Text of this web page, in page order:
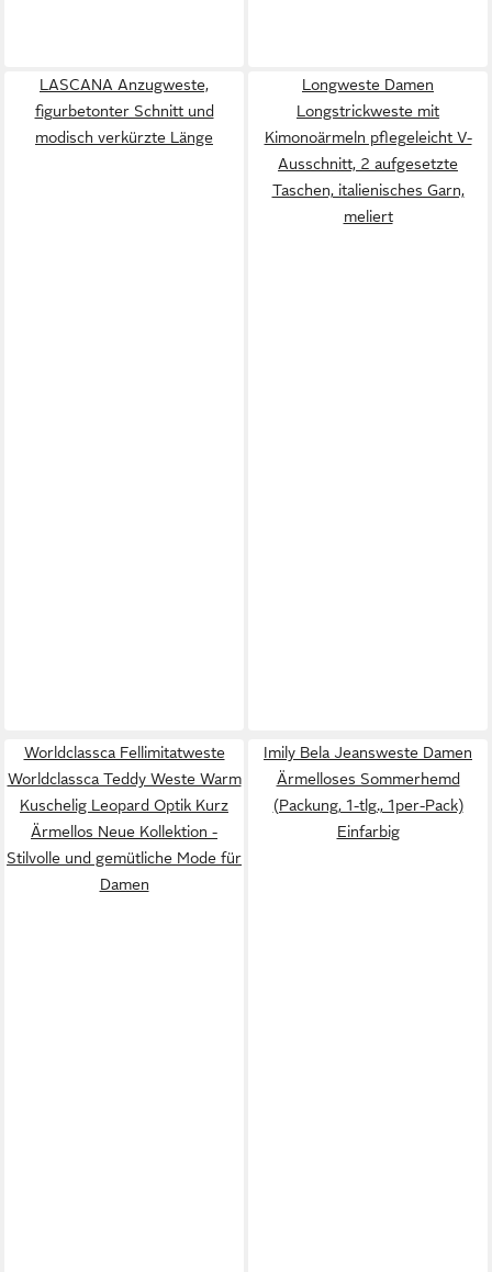
LASCANA Anzugweste,
figurbetonter Schnitt und
modisch verkürzte Länge
Longweste Damen
Longstrickweste mit
Kimonoärmeln pflegeleicht V-
Ausschnitt, 2 aufgesetzte
Taschen, italienisches Garn,
meliert
Worldclassca Fellimitatweste
Worldclassca Teddy Weste Warm
Kuschelig Leopard Optik Kurz
Ärmellos Neue Kollektion -
Stilvolle und gemütliche Mode für
Damen
Imily Bela Jeansweste Damen
Ärmelloses Sommerhemd
(Packung, 1-tlg., 1per-Pack)
Einfarbig